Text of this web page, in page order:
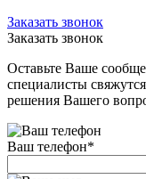
Заказать звонок
Заказать звонок
Оставьте Ваше
специалисты
решения Вашего
Ваш телефон*